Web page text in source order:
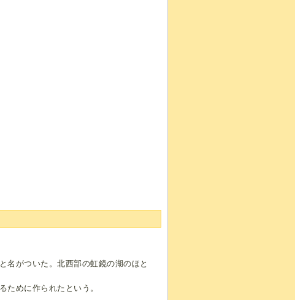
名がついた。北西部の虹鏡の湖のほと
ために作られたという。